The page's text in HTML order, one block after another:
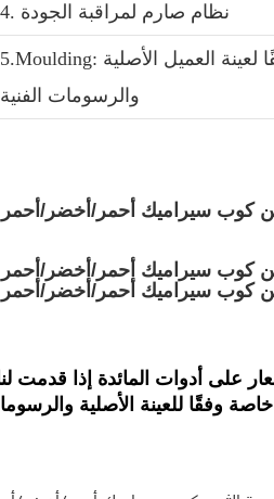
4. نظام صارم لمراقبة الجودة
5.Moulding: يمكننا فتح قالب مجموعة العشاء الجديد وفقًا لعينة العميل الأصلية
والرسومات الفنية